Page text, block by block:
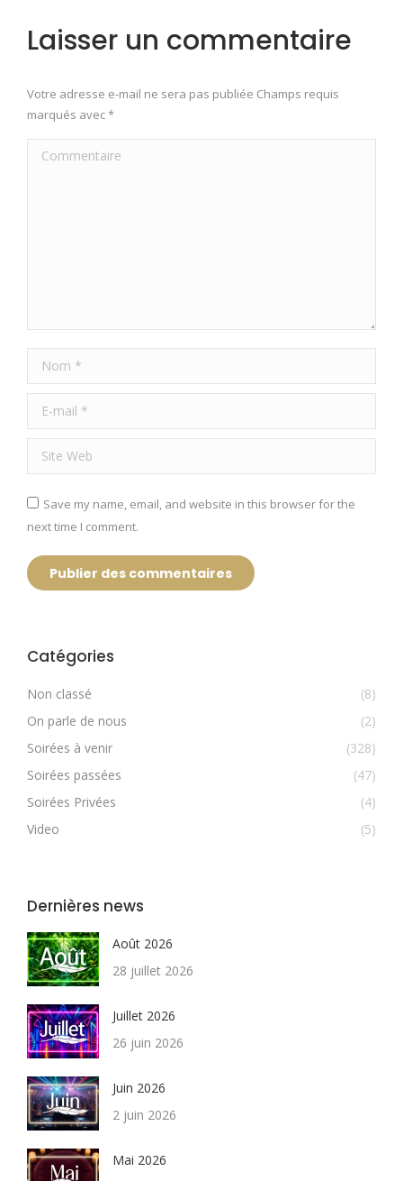
Laisser un commentaire
Votre adresse e-mail ne sera pas publiée Champs requis
marqués avec*
Commentaire
Nom *
E-mail *
Site Web
Save my name, email, and website in this browser for the
next time I comment.
Publier des commentaires
Catégories
Non classé
(8)
On parle de nous
(2)
Soirées à venir
(328)
Soirées passées
(47)
Soirées Privées
(4)
Video
(5)
Dernières news
Août 2026
28 juillet 2026
Juillet 2026
26 juin 2026
Juin 2026
2 juin 2026
Mai 2026